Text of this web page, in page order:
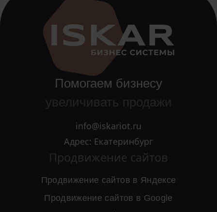
Помогаем бизнесу
увеличивать продажи
info@iskariot.ru
Адрес: Екатеринбург
Продвижение сайтов
Продвижение сайтов в Яндексе
Продвижение сайтов в Google